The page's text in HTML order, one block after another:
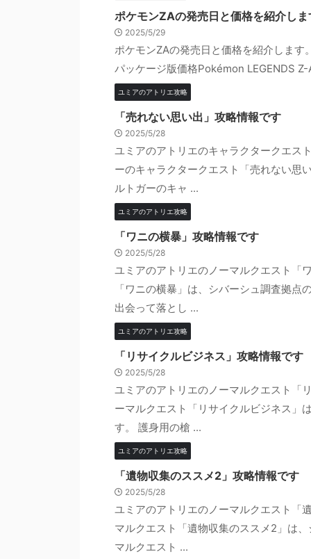
ポケモンZAの発売日と価格を紹介しま
2025/5/29
ポケモンZAの発売日と価格を紹介しま
パッケージ版価格Pokémon LEGENDS
ユミアのアトリエ攻略
「売れない思い出」攻略情報です
2025/5/28
ユミアのアトリエのキャラクタークエス
ーのキャラクタークエスト「売れない思
ルトガーのキャ ...
ユミアのアトリエ攻略
「ワニの横暴」攻略情報です
2025/5/28
ユミアのアトリエのノーマルクエスト「
「ワニの横暴」は、シバーシュ調査拠
出会って落とし ...
ユミアのアトリエ攻略
「リサイクルビジネス」攻略情報です
2025/5/28
ユミアのアトリエのノーマルクエスト「
ーマルクエスト「リサイクルビジネス」
す。 護身用の槍 ...
ユミアのアトリエ攻略
「遺物収集のススメ2」攻略情報です
2025/5/28
ユミアのアトリエのノーマルクエスト「
マルクエスト「遺物収集のススメ2」は
マルクエスト ...